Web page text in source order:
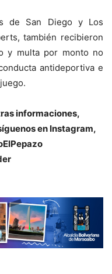
de San Diego y Los
también recibieron
y multa por monto no
antideportiva e
informaciones,
en Instagram,